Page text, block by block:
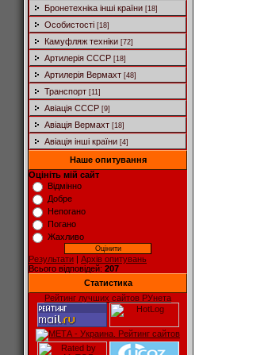
Бронетехніка інші країни [18]
Особистості [18]
Камуфляж техніки [72]
Артилерія СССР [18]
Артилерія Вермахт [48]
Транспорт [11]
Авіація СССР [9]
Авіація Вермахт [18]
Авіація інші країни [4]
Наше опитування
Оцініть мій сайт
Відмінно
Добре
Непогано
Погано
Жахливо
Результати | Архів опитувань
Всього відповідей: 207
Статистика
Рейтинг лучших сайтов РУнета